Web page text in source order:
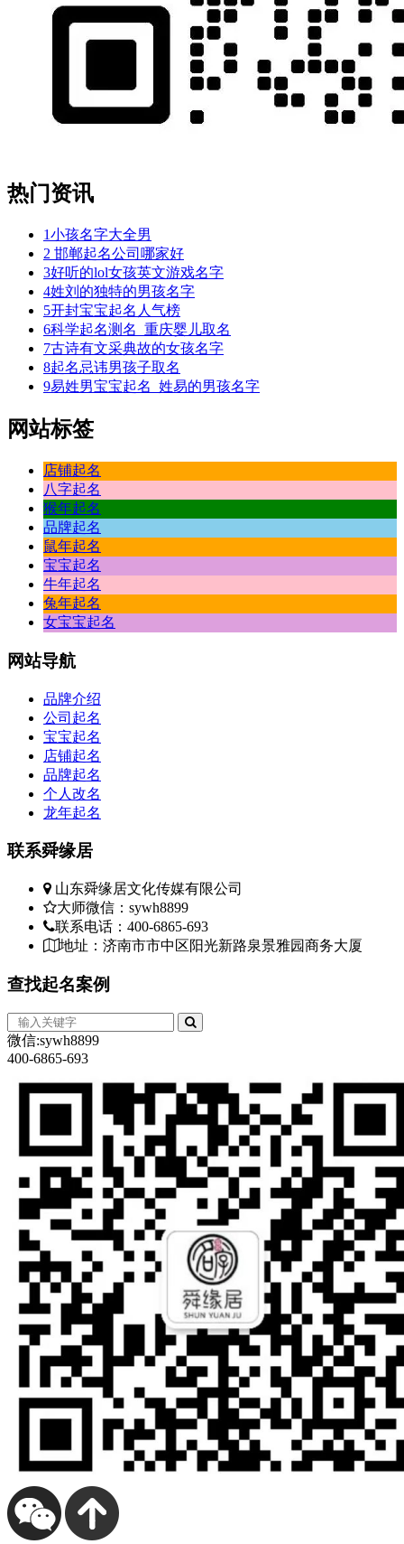
热门资讯
1小孩名字大全男
2 邯郸起名公司哪家好
3好听的lol女孩英文游戏名字
4姓刘的独特的男孩名字
5开封宝宝起名人气榜
6科学起名测名_重庆婴儿取名
7古诗有文采典故的女孩名字
8起名忌讳男孩子取名
9易姓男宝宝起名_姓易的男孩名字
网站标签
店铺起名
八字起名
猴年起名
品牌起名
鼠年起名
宝宝起名
牛年起名
兔年起名
女宝宝起名
网站导航
品牌介绍
公司起名
宝宝起名
店铺起名
品牌起名
个人改名
龙年起名
联系舜缘居
山东舜缘居文化传媒有限公司
大师微信：sywh8899
联系电话：400-6865-693
地址：济南市市中区阳光新路泉景雅园商务大厦
查找起名案例
微信:sywh8899
400-6865-693